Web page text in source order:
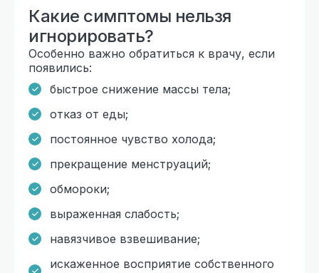
Какие симптомы нельзя
игнорировать?
Особенно важно обратиться к врачу, если
появились:
быстрое снижение массы тела;
отказ от еды;
постоянное чувство холода;
прекращение менструаций;
обмороки;
выраженная слабость;
навязчивое взвешивание;
искаженное восприятие собственного